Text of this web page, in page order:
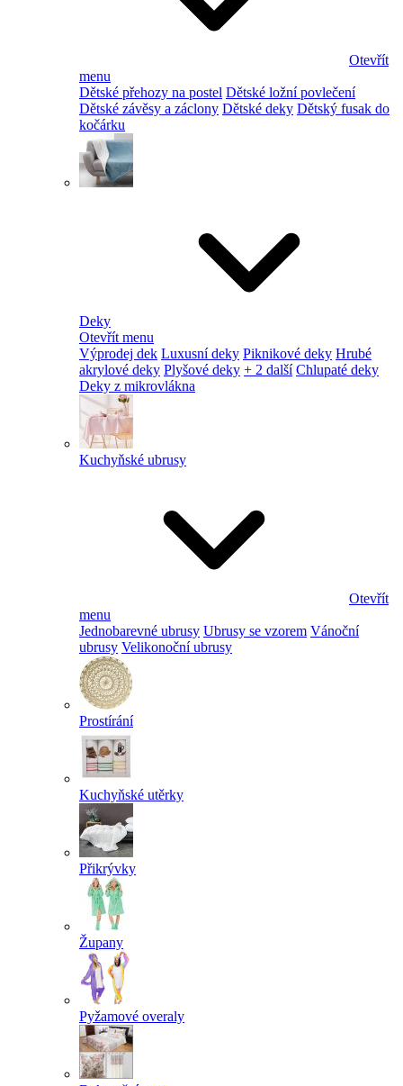
Otevřít
menu
Dětské přehozy na postel Dětské ložní povlečení
Dětské závěsy a záclony Dětské deky Dětský fusak do
kočárku
Deky
Otevřít menu
Výprodej dek Luxusní deky Piknikové deky Hrubé
akrylové deky Plyšové deky + 2 další Chlupaté deky
Deky z mikrovlákna
Kuchyňské ubrusy
Otevřít
menu
Jednobarevné ubrusy Ubrusy se vzorem Vánoční
ubrusy Velikonoční ubrusy
Prostírání
Kuchyňské utěrky
Přikrývky
Župany
Pyžamové overaly